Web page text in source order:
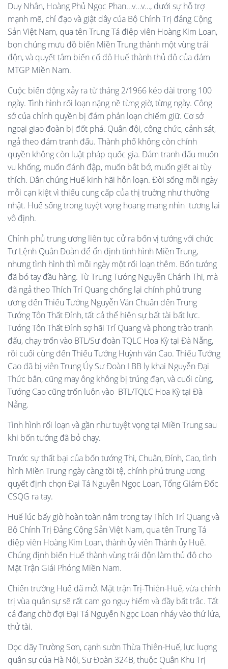
Duy Nhân, Hoàng Phủ Ngọc Phan…v…v…, dưới sự hỗ trợ
mạnh mẽ, chỉ đạo và giật dây của Bộ Chính Trị đảng Cộng
Sản Việt Nam, qua tên Trung Tá điệp viên Hoàng Kim Loan,
bọn chúng mưu đồ biến Miền Trung thành một vùng trái
độn, và quyết tâm biến cố đô Huế thành thủ đô của đám
MTGP Miền Nam.
Cuộc biến động xảy ra từ tháng 2/1966 kéo dài trong 100
ngày. Tình hình rối loạn nặng nề từng giờ, từng ngày. Công
sở của chính quyền bị đám phản loạn chiếm giữ. Cơ sở
ngoại giao đoàn bị đốt phá. Quân đội, công chức, cảnh sát,
ngả theo đám tranh đấu. Thành phố không còn chính
quyền không còn luật pháp quốc gia. Đám tranh đấu muốn
vu khống, muốn đánh đập, muốn bắt bớ, muốn giết ai tùy
thích. Dân chúng Huế kinh hãi hỗn loạn. Đời sống mỗi ngày
mỗi cạn kiệt vì thiếu cung cấp của thị truờng như thường
nhật. Huế sống trong tuyệt vọng hoang mang nhìn tương lai
vô định.
Chính phủ trung ương liên tục cử ra bốn vị tướng với chức
Tư Lệnh Quân Đoàn để ổn định tình hình Miền Trung,
nhưng tình hình thì mỗi ngày một rối loạn thêm. Bốn tướng
đã bó tay đầu hàng. Từ Trung Tướng Nguyễn Chánh Thi, mà
đã ngả theo Thích Trí Quang chống lại chính phủ trung
ương đến Thiếu Tướng Nguyễn Văn Chuân đến Trung
Tướng Tôn Thất Đính, tất cả thể hiện sự bất tài bất lực.
Tướng Tôn Thất Đính sợ hãi Trí Quang và phong trào tranh
đấu, chạy trốn vào BTL/Sư đoàn TQLC Hoa Kỳ tại Đà Nẵng,
rồi cuối cùng đến Thiếu Tướng Huỳnh văn Cao. Thiếu Tướng
Cao đã bị viên Trung Úy Sư Đoàn I BB ly khai Nguyễn Đại
Thức bắn, cũng may ông không bị trúng đạn, và cuối cùng,
Tướng Cao cũng trốn luôn vào BTL/TQLC Hoa Kỳ tại Đà
Nẵng.
Tình hình rối loạn và gần như tuyệt vọng tại Miền Trung sau
khi bốn tướng đã bỏ chạy.
Trước sự thất bại của bốn tướng Thi, Chuân, Đính, Cao, tình
hình Miền Trung ngày càng tồi tệ, chính phủ trung ương
quyết định chọn Đại Tá Nguyễn Ngọc Loan, Tổng Giám Đốc
CSQG ra tay.
Huế lúc bấy giờ hoàn toàn nằm trong tay Thích Trí Quang và
Bộ Chính Trị Đảng Cộng Sản Việt Nam, qua tên Trung Tá
điệp viên Hoàng Kim Loan, thành ủy viên Thành ủy Huế.
Chúng định biến Huế thành vùng trái độn làm thủ đô cho
Mặt Trận Giải Phóng Miền Nam.
Chiến trường Huế đã mở. Mặt trận Trị-Thiên-Huế, vừa chính
trị vùa quân sự sẽ rất cam go nguy hiểm và đầy bất trắc. Tất
cả đang chờ đợi Đại Tá Nguyễn Ngọc Loan nhảy vào thử lửa,
thử tài.
Dọc dãy Trường Sơn, cạnh sườn Thừa Thiên-Huế, lực luợng
quân sự của Hà Nội, Sư Đoàn 324B, thuộc Quân Khu Trị